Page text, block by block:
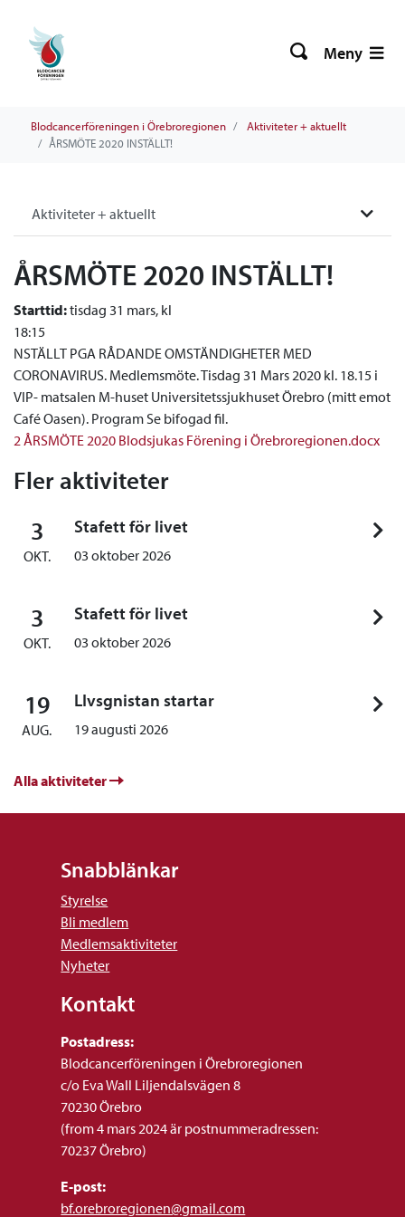
Meny
Blodcancerföreningen i Örebroregionen
Aktiviteter + aktuellt
ÅRSMÖTE 2020 INSTÄLLT!
Aktiviteter + aktuellt
ÅRSMÖTE 2020 INSTÄLLT!
Starttid:tisdag 31 mars, kl
18:15
NSTÄLLT PGA RÅDANDE OMSTÄNDIGHETER MED
CORONAVIRUS. Medlemsmöte. Tisdag 31 Mars 2020 kl. 18.15 i
VIP- matsalen M-huset Universitetssjukhuset Örebro (mitt emot
Café Oasen). Program Se bifogad fil.
2 ÅRSMÖTE 2020 Blodsjukas Förening i Örebroregionen.docx
Fler aktiviteter
3
OKT.
Stafett för livet
03 oktober 2026
3
OKT.
Stafett för livet
03 oktober 2026
19
AUG.
LIvsgnistan startar
19 augusti 2026
Alla aktiviteter
Snabblänkar
Styrelse
Bli medlem
Medlemsaktiviteter
Nyheter
Kontakt
Postadress:
Blodcancerföreningen i Örebroregionen
c/o Eva Wall Liljendalsvägen 8
70230 Örebro
(from 4 mars 2024 är postnummeradressen:
70237 Örebro)
E-post:
bf.orebroregionen@gmail.com